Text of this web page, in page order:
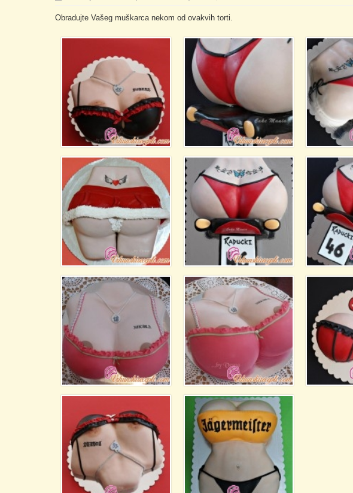
Obradujte Vašeg muškarca nekom od ovakvih torti.